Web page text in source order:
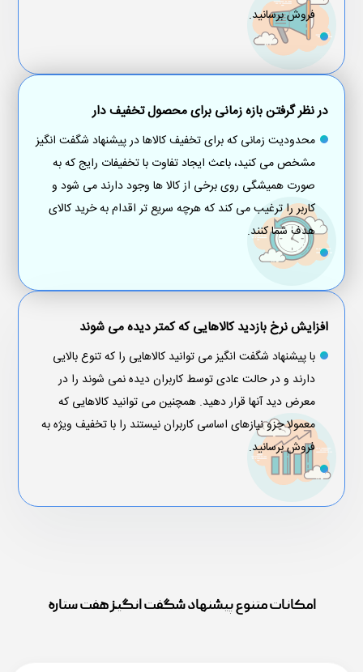
فروش برسانید.
در نظر گرفتن بازه زمانی برای محصول تخفیف دار
محدودیت زمانی که برای تخفیف کالاها در پیشنهاد شگفت انگیز
مشخص می کنید، باعث ایجاد تفاوت با تخفیفات رایج که به
صورت همیشگی روی برخی از کالا ها وجود دارند می شود و
کاربر را ترغیب می کند که هرچه سریع تر اقدام به خرید کالای
هدف شما کنند.
افزایش نرخ بازدید کالاهایی که کمتر دیده می شوند
با پیشنهاد شگفت انگیز می توانید کالاهایی را که تنوع بالایی
دارند و در حالت عادی توسط کاربران دیده نمی شوند را در
معرض دید آنها قرار دهید. همچنین می توانید کالاهایی که
معمولا جزو نیازهای اساسی کاربران نیستند را با تخفیف ویژه به
فروش برسانید.
امکانات متنوع پیشنهاد شگفت انگیز هفت ستارهارتباط با ما